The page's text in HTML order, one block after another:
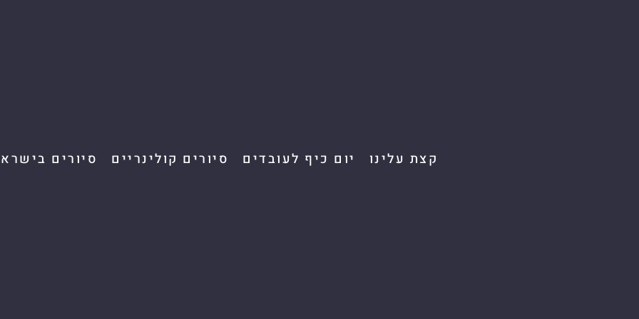
קצת עלינו יום כיף לעובדים סיורים קולינריים סיורים